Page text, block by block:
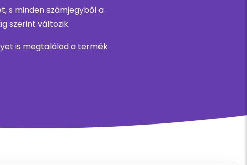
s minden számjegyből a
szerint változik.
is megtalálod a termék